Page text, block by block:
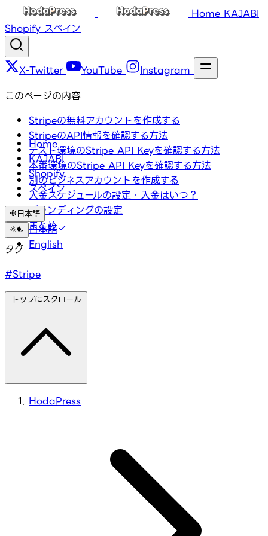
Home KAJABI
Shopify スペイン
X-Twitter YouTube Instagram
Home
KAJABI
Shopify
スペイン
日本語
日本語
English
このページの内容
Stripeの無料アカウントを作成する
StripeのAPI情報を確認する方法
テスト環境のStripe API Keyを確認する方法
本番環境のStripe API Keyを確認する方法
別のビジネスアカウントを作成する
入金スケジュールの設定・入金はいつ？
ブランディングの設定
まとめ
タグ
#Stripe
トップにスクロール
HodaPress